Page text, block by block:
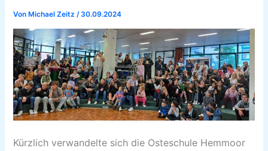
Von Michael Zeitz/30.09.2024
Kürzlich verwandelte sich die Osteschule Hemmoor